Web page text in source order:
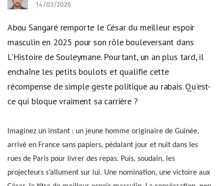
14/03/2026
Abou Sangaré remporte le César du meilleur espoir
masculin en 2025 pour son rôle bouleversant dans
L'Histoire de Souleymane. Pourtant, un an plus tard, il
enchaîne les petits boulots et qualifie cette
récompense de simple geste politique au rabais. Qu'est-
ce qui bloque vraiment sa carrière ?
Imaginez un instant : un jeune homme originaire de Guinée,
arrivé en France sans papiers, pédalant jour et nuit dans les
rues de Paris pour livrer des repas. Puis, soudain, les
projecteurs s’allument sur lui. Une nomination, une victoire aux